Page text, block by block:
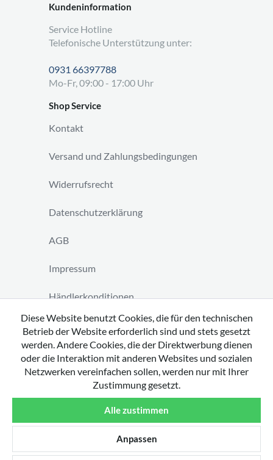
Kundeninformation
Service Hotline
Telefonische Unterstützung unter:
0931 66397788
Mo-Fr, 09:00 - 17:00 Uhr
Shop Service
Kontakt
Versand und Zahlungsbedingungen
Widerrufsrecht
Datenschutzerklärung
AGB
Impressum
Händlerkonditionen
Vertrag widerrufen
Diese Website benutzt Cookies, die für den technischen
Betrieb der Website erforderlich sind und stets gesetzt
werden. Andere Cookies, die der Direktwerbung dienen
oder die Interaktion mit anderen Websites und sozialen
Netzwerken vereinfachen sollen, werden nur mit Ihrer
Zustimmung gesetzt.